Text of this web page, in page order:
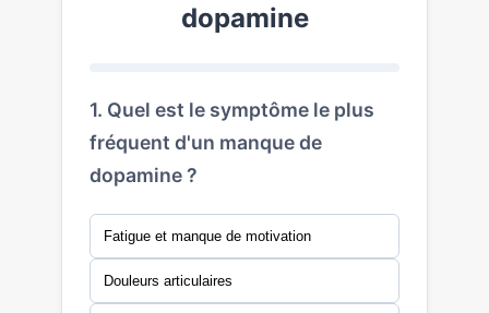
dopamine
1. Quel est le symptôme le plus
fréquent d'un manque de
dopamine ?
Fatigue et manque de motivation
Douleurs articulaires